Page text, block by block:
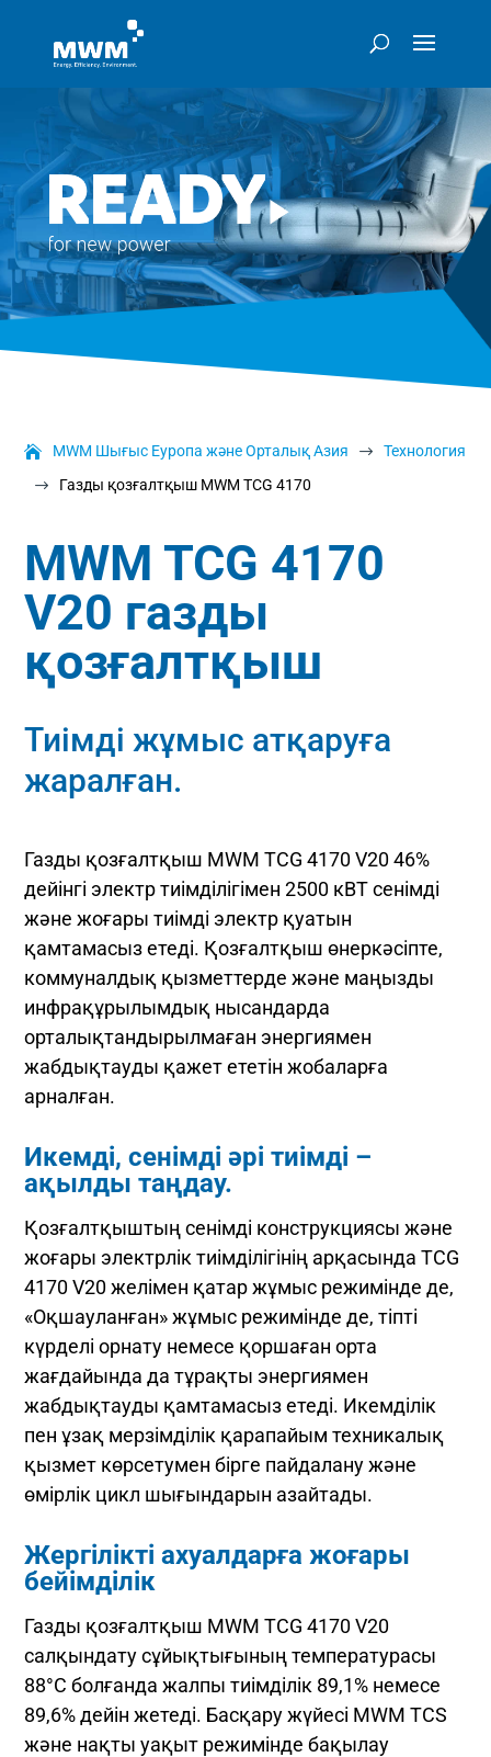
MWM Шығыс Еуропа және Орталық Азия $ Технология
$ Газды қозғалтқыш MWM TCG 4170
MWM TCG 4170
V20 газды
қозғалтқыш
Тиімді жұмыс атқаруға
жаралған.
Газды қозғалтқыш MWM TCG 4170 V20 46%
дейінгі электр тиімділігімен 2500 кВТ сенімді
және жоғары тиімді электр қуатын
қамтамасыз етеді. Қозғалтқыш өнеркәсіпте,
коммуналдық қызметтерде және маңызды
инфрақұрылымдық нысандарда
орталықтандырылмаған энергиямен
жабдықтауды қажет ететін жобаларға
арналған.
Икемді, сенімді әрі тиімді –
ақылды таңдау.
Қозғалтқыштың сенімді конструкциясы және
жоғары электрлік тиімділігінің арқасында TCG
4170 V20 желімен қатар жұмыс режимінде де,
«Оқшауланған» жұмыс режимінде де, тіпті
күрделі орнату немесе қоршаған орта
жағдайында да тұрақты энергиямен
жабдықтауды қамтамасыз етеді. Икемділік
пен ұзақ мерзімділік қарапайым техникалық
қызмет көрсетумен бірге пайдалану және
өмірлік цикл шығындарын азайтады.
Жергілікті ахуалдарға жоғары
бейімділік
Газды қозғалтқыш MWM TCG 4170 V20
салқындату сұйықтығының температурасы
88°С болғанда жалпы тиімділік 89,1% немесе
89,6% дейін жетеді. Басқару жүйесі MWM TCS
және нақты уақыт режимінде бақылау